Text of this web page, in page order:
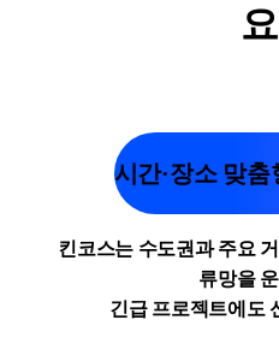
시간·장소 맞
킨코스는 수도권과 주요
류망을
긴급 프로젝트에도